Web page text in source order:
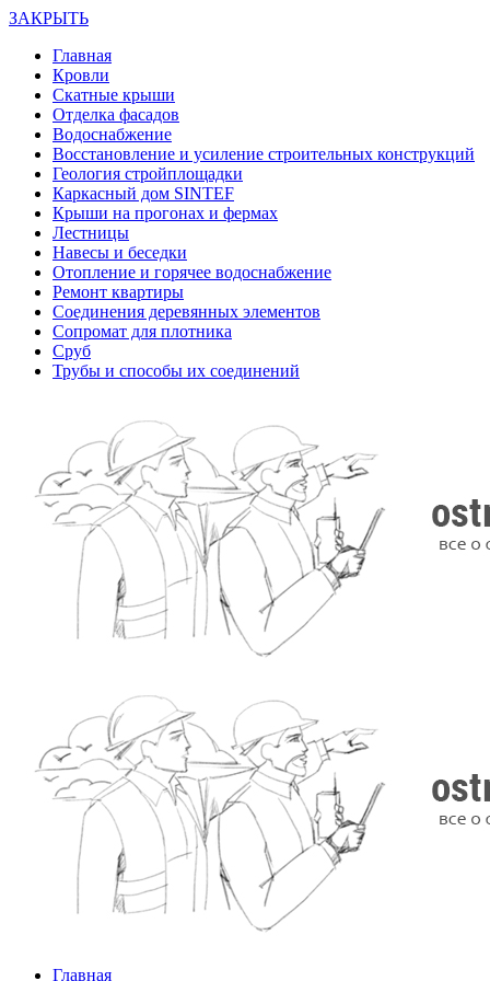
ЗАКРЫТЬ
Главная
Кровли
Скатные крыши
Отделка фасадов
Водоснабжение
Восстановление и усиление строительных конструкций
Геология стройплощадки
Каркасный дом SINTEF
Крыши на прогонах и фермах
Лестницы
Навесы и беседки
Отопление и горячее водоснабжение
Ремонт квартиры
Соединения деревянных элементов
Сопромат для плотника
Сруб
Трубы и способы их соединений
Главная